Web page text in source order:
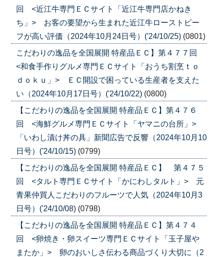
回 <近江牛専門ＥＣサイト「近江牛専門店かねき
ち」> お客の要望から生まれた近江牛ローストビー
フが高い評価（2024年10月24日号）('24/10/25) (0801)
こだわりの逸品を全国展開 特産品ＥＣ】第４７７回
<和食手作りグルメ専門ＥＣサイト「おうち割烹ｔｏ
ｄｏｋｕ」> ＥＣ開設で困っている生産者を支えた
い（2024年10月17日号）('24/10/22) (0800)
【こだわりの逸品を全国展開 特産品ＥＣ】第４７６
回 <海鮮グルメ専門ＥＣサイト「ヤマニの台所」>
「いわし漬け丼の具」新聞広告で反響（2024年10月10
日号）('24/10/15) (0799)
【こだわりの逸品を全国展開 特産品ＥＣ】 第４７５
回 <タルト専門ＥＣサイト「かにわしタルト」> 元
青果仲買人こだわりのフルーツで人気（2024年10月3
日号）('24/10/08) (0798)
【こだわりの逸品を全国展開 特産品ＥＣ】第４７４
回 <卵焼き・卵スイーツ専門ＥＣサイト「玉子屋や
またか」> 卵のおいしさ伝わる商品づくり大切に（2